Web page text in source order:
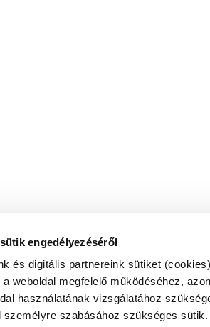
engedélyezéséről
és digitális partnereink sütiket
a weboldal megfelelő működéséhez,
használatának vizsgálatához
személyre szabásához szükséges sütik.